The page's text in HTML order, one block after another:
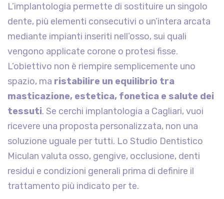
L’implantologia permette di sostituire un singolo
dente, più elementi consecutivi o un’intera arcata
mediante impianti inseriti nell’osso, sui quali
vengono applicate corone o protesi fisse.
L’obiettivo non è riempire semplicemente uno
spazio, ma ristabilire un equilibrio tra
masticazione, estetica, fonetica e salute dei
tessuti. Se cerchi implantologia a Cagliari, vuoi
ricevere una proposta personalizzata, non una
soluzione uguale per tutti. Lo Studio Dentistico
Miculan valuta osso, gengive, occlusione, denti
residui e condizioni generali prima di definire il
trattamento più indicato per te.